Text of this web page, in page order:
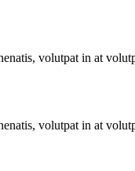
volutpat in at
volutpat in at